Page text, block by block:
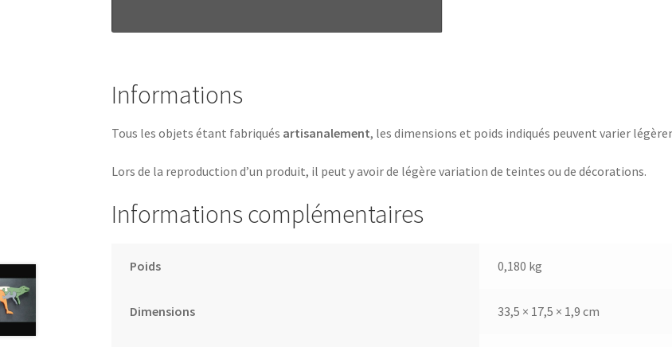
Informations
Tous les objets étant fabriqués artisanalement, les dimensions et poids indiqués peuvent varier
Lors de la reproduction d’un produit, il peut y avoir de légère variation de teintes ou de décorations.
Informations complémentaires
Poids 0,180 kg
Dimensions 33,5 × 17,5 × 1,9 cm